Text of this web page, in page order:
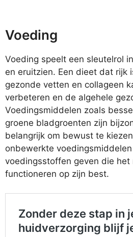
Voeding
Voeding speelt een sleutelrol
en eruitzien. Een dieet dat rijk
gezonde vetten en collageen
verbeteren en de algehele
Voedingsmiddelen zoals
groene bladgroenten zijn
belangrijk om bewust te
onbewerkte
voedingsstoffen geven die
functioneren op zijn best.